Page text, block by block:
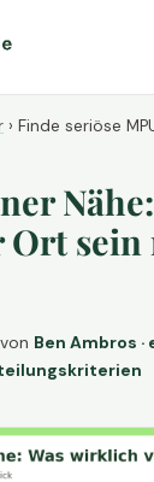
› Finde seriöse
sein
Ben Ambros ·